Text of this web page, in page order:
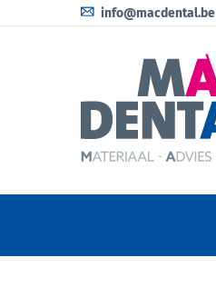
info@macdental.be